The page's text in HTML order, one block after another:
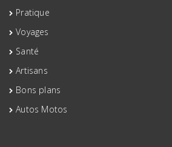
Pratique
Voyages
Santé
Artisans
Bons plans
Autos Motos